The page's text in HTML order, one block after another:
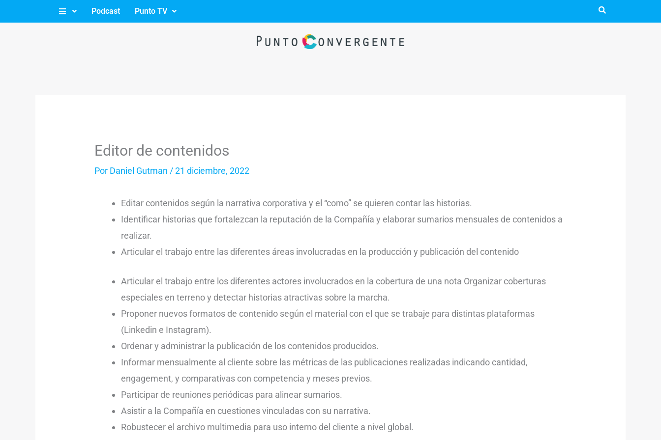
al
Podcast Punto TV
Editor de contenidos
Por Daniel Gutman /21 diciembre, 2022
Editar contenidos según la narrativa corporativa y el “como” se quieren contar las historias.
Identificar historias que fortalezcan la reputación de la Compañía y elaborar sumarios mensuales de contenidos a
realizar.
Articular el trabajo entre las diferentes áreas involucradas en la producción y publicación del contenido
Articular el trabajo entre los diferentes actores involucrados en la cobertura de una nota Organizar coberturas
especiales en terreno y detectar historias atractivas sobre la marcha.
Proponer nuevos formatos de contenido según el material con el que se trabaje para distintas plataformas
(Linkedin e Instagram).
Ordenar y administrar la publicación de los contenidos producidos.
Informar mensualmente al cliente sobre las métricas de las publicaciones realizadas indicando cantidad,
engagement, y comparativas con competencia y meses previos.
Participar de reuniones periódicas para alinear sumarios.
Asistir a la Compañía en cuestiones vinculadas con su narrativa.
Robustecer el archivo multimedia para uso interno del cliente a nivel global.